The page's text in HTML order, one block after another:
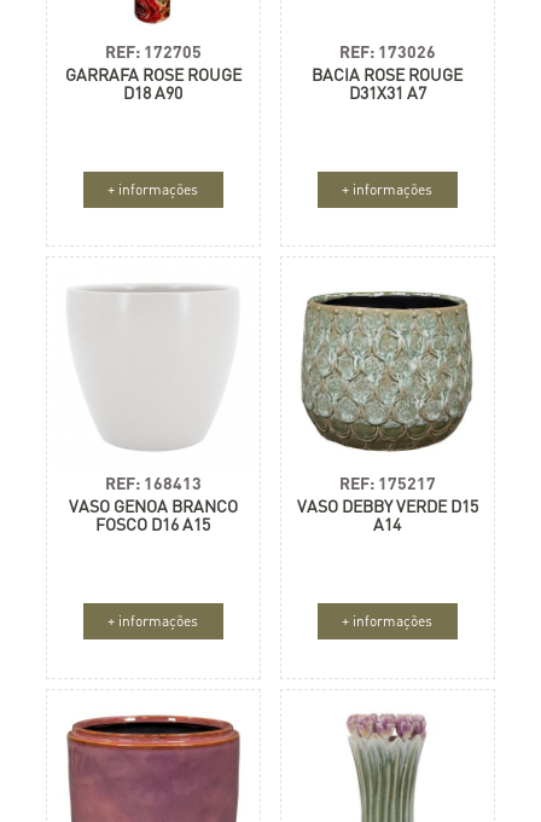
REF: 172705
GARRAFA ROSE ROUGE
D18 A90
+ informações
REF: 173026
BACIA ROSE ROUGE
D31X31 A7
+ informações
REF: 168413
VASO GENOA BRANCO
FOSCO D16 A15
+ informações
REF: 175217
VASO DEBBY VERDE D15
A14
+ informações